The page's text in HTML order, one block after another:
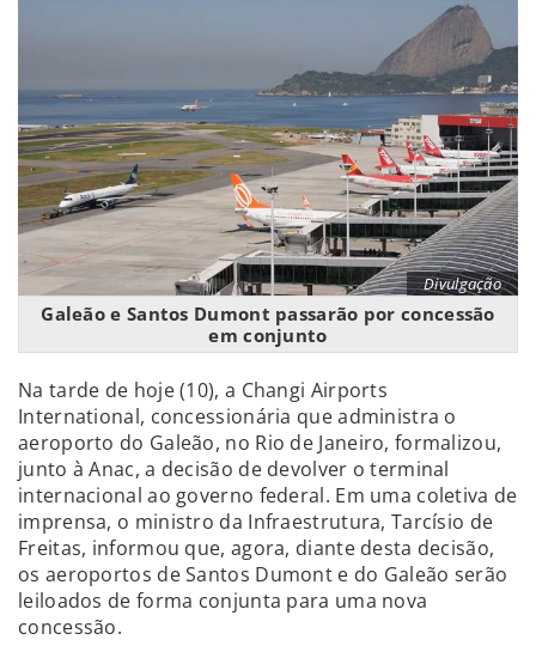
Divulgação
Galeão e Santos Dumont passarão por concessão
em conjunto
Na tarde de hoje (10), a Changi Airports
International, concessionária que administra o
aeroporto do Galeão, no Rio de Janeiro, formalizou,
junto à Anac, a decisão de devolver o terminal
internacional ao governo federal. Em uma coletiva de
imprensa, o ministro da Infraestrutura, Tarcísio de
Freitas, informou que, agora, diante desta decisão,
os aeroportos de Santos Dumont e do Galeão serão
leiloados de forma conjunta para uma nova
concessão.